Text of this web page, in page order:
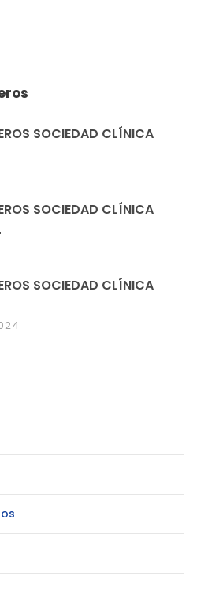
SOCIEDAD CLÍNICA
SOCIEDAD CLÍNICA
SOCIEDAD CLÍNICA